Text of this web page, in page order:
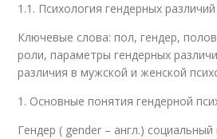
1.1. Психология гендерных различий
Ключевые слова: пол, гендер,
роли, параметры гендерных
различия в мужской и женской
1. Основные понятия гендерной
Гендер ( gender – англ.)